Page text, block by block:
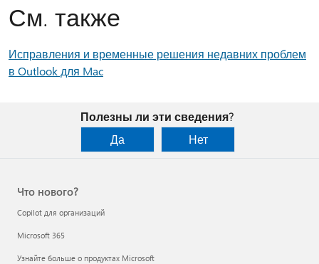
См. также
Исправления и временные решения недавних проблем
в Outlook для Mac
Полезны ли эти сведения?
Да
Нет
Что нового?
Copilot для организаций
Microsoft 365
Узнайте больше о продуктах Microsoft